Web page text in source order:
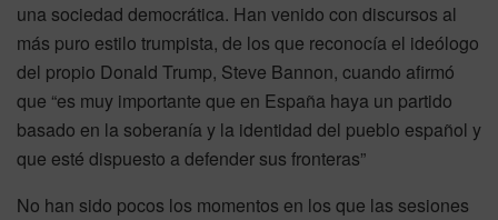
una sociedad democrática. Han venido con discursos al
más puro estilo trumpista, de los que reconocía el ideólogo
del propio Donald Trump, Steve Bannon, cuando afirmó
que “es muy importante que en España haya un partido
basado en la soberanía y la identidad del pueblo español y
que esté dispuesto a defender sus fronteras”
No han sido pocos los momentos en los que las sesiones